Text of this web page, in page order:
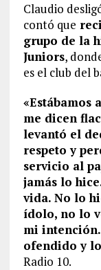
Claudio
contó que
grupo de la
Juniors,
es el club del
«Estábamos
me dicen
levantó el
respeto y
servicio al
jamás lo
vida. No lo
ídolo, no lo
mi intención.
ofendido y
Radio 10.